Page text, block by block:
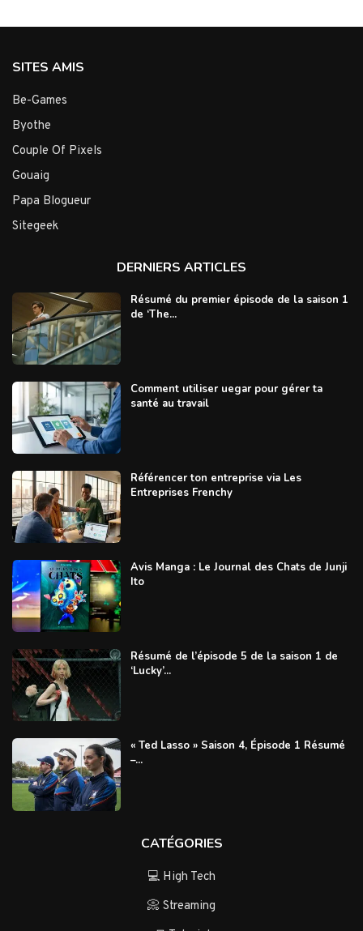
SITES AMIS
Be-Games
Byothe
Couple Of Pixels
Gouaig
Papa Blogueur
Sitegeek
DERNIERS ARTICLES
Résumé du premier épisode de la saison 1
de ‘The...
Comment utiliser uegar pour gérer ta
santé au travail
Référencer ton entreprise via Les
Entreprises Frenchy
Avis Manga : Le Journal des Chats de Junji
Ito
Résumé de l’épisode 5 de la saison 1 de
‘Lucky’...
« Ted Lasso » Saison 4, Épisode 1 Résumé
–...
CATÉGORIES
💻 High Tech
📀 Streaming